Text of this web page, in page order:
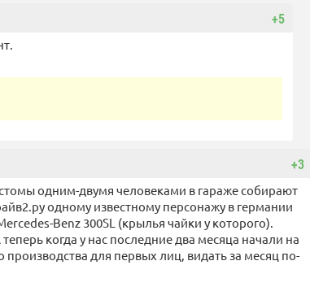
+5
+3
одним-двумя человеками в гараже собирают
одному известному персонажу в германии
Benz 300SL (крылья чайки у которого).
когда у нас последние два месяца начали на
производства для первых лиц, видать за месяц по-